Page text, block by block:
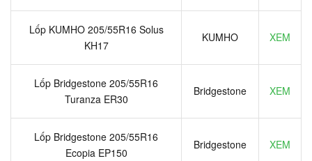
Lốp KUMHO 205/55R16 Solus
KH17
KUMHO XEM
Lốp Bridgestone 205/55R16
Turanza ER30
Bridgestone XEM
Lốp Bridgestone 205/55R16
Ecopia EP150
Bridgestone XEM